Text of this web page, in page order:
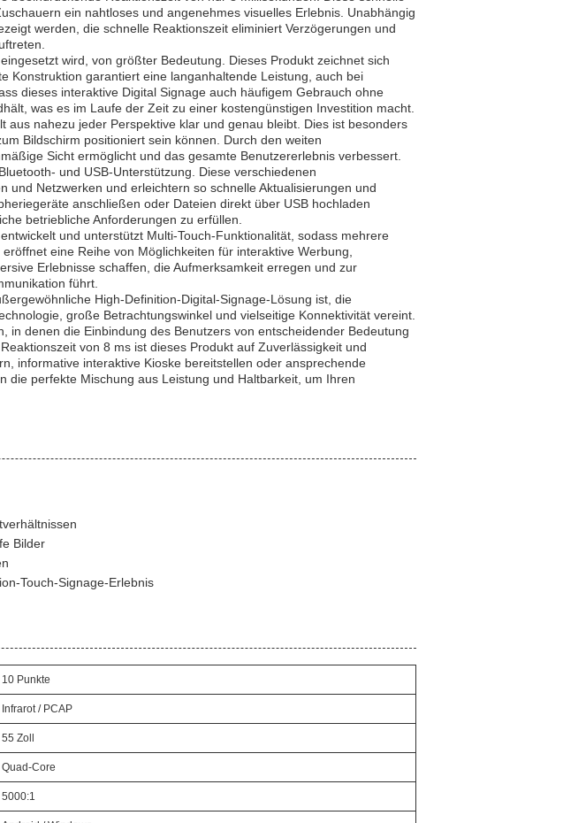
ein nahtloses und angenehmes visuelles Erlebnis. Unabhängig
werden, die schnelle Reaktionszeit eliminiert Verzögerungen und
wird, von größter Bedeutung. Dieses Produkt zeichnet sich
Konstruktion garantiert eine langanhaltende Leistung, auch bei
dieses interaktive Digital Signage auch häufigem Gebrauch ohne
was es im Laufe der Zeit zu einer kostengünstigen Investition macht.
nahezu jeder Perspektive klar und genau bleibt. Dies ist besonders
Bildschirm positioniert sein können. Durch den weiten
Sicht ermöglicht und das gesamte Benutzererlebnis verbessert.
und USB-Unterstützung. Diese verschiedenen
Netzwerken und erleichtern so schnelle Aktualisierungen und
anschließen oder Dateien direkt über USB hochladen
betriebliche Anforderungen zu erfüllen.
und unterstützt Multi-Touch-Funktionalität, sodass mehrere
eine Reihe von Möglichkeiten für interaktive Werbung,
Erlebnisse schaffen, die Aufmerksamkeit erregen und zur
führt.
High-Definition-Digital-Signage-Lösung ist, die
große Betrachtungswinkel und vielseitige Konnektivität vereint.
denen die Einbindung des Benutzers von entscheidender Bedeutung
von 8 ms ist dieses Produkt auf Zuverlässigkeit und
informative interaktive Kioske bereitstellen oder ansprechende
die perfekte Mischung aus Leistung und Haltbarkeit, um Ihren
Bilder
Touch-Signage-Erlebnis
10 Punkte
Infrarot / PCAP
55 Zoll
Quad-Core
5000:1